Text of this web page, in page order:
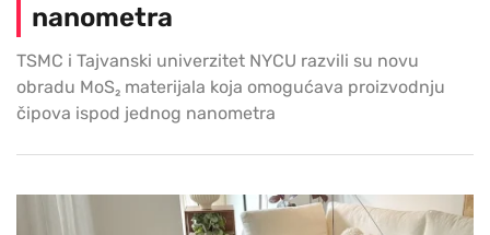
nanometra
TSMC i Tajvanski univerzitet NYCU razvili su novu
obradu MoS₂ materijala koja omogućava proizvodnju
čipova ispod jednog nanometra